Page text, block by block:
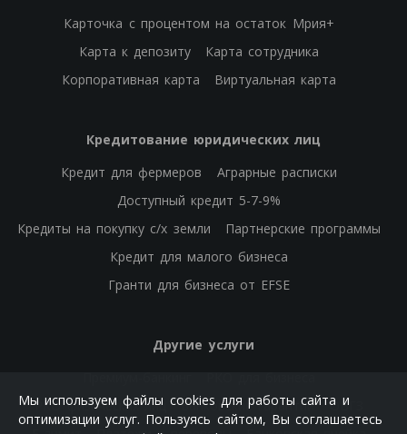
Карточка с процентом на остаток Мрия+
Карта к депозиту
Карта сотрудника
Корпоративная карта
Виртуальная карта
Кредитование юридических лиц
Кредит для фермеров
Аграрные расписки
Доступный кредит 5-7-9%
Кредиты на покупку с/х земли
Партнерские программы
Кредит для малого бизнеса
Гранти для бизнеса от EFSE
Другие услуги
РКО физических лиц
Банковские гарантии
ОВГЗ
Мы используем файлы cookies для работы сайта и
оптимизации услуг. Пользуясь сайтом, Вы соглашаетесь